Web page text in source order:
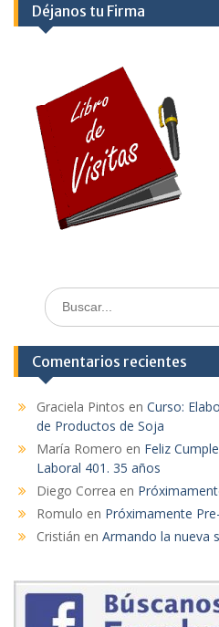
Déjanos tu Firma
Buscar:
Comentarios recientes
Graciela Pintos en Curso:
de Productos de Soja
María Romero en Feliz
Laboral 401. 35 años
Diego Correa en
Romulo en Próximamente
Cristián en Armando la nueva